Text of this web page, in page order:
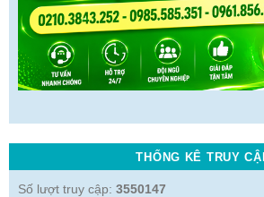
THỐNG KÊ TRUY
Số lượt truy cập: 3550147